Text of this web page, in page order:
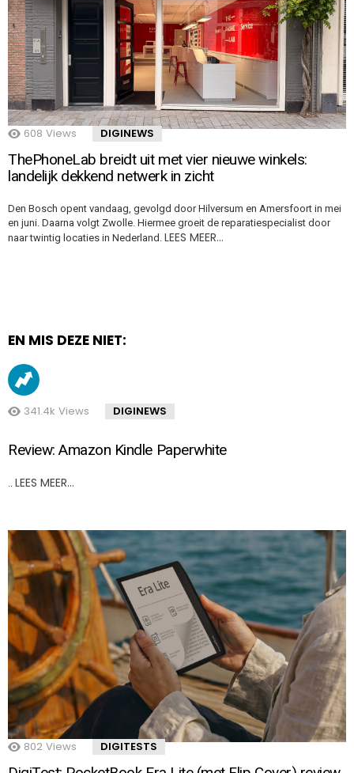
608 Views DIGINEWS
ThePhoneLab breidt uit met vier nieuwe winkels:
landelijk dekkend netwerk in zicht
Den Bosch opent vandaag, gevolgd door Hilversum en Amersfoort in mei
en juni. Daarna volgt Zwolle. Hiermee groeit de reparatiespecialist door
naar twintig locaties in Nederland. LEES MEER…
EN MIS DEZE NIET:
341.4k Views DIGINEWS
Review: Amazon Kindle Paperwhite
.. LEES MEER…
802 Views DIGITESTS